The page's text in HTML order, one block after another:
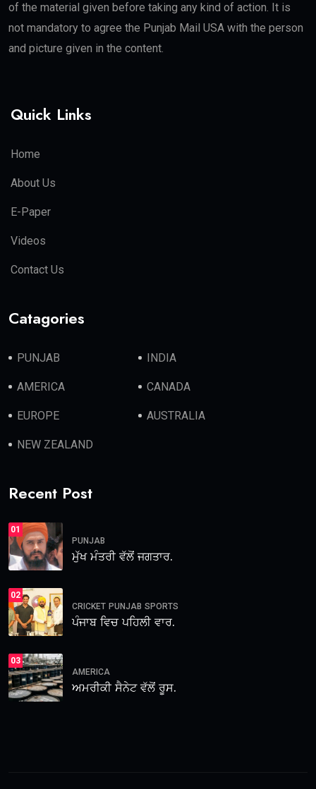
of the material given before taking any kind of action. It is
not mandatory to agree the Punjab Mail USA with the person
and picture given in the content.
Quick Links
Home
About Us
E-Paper
Videos
Contact Us
Catagories
PUNJAB INDIA
AMERICA CANADA
EUROPE AUSTRALIA
NEW ZEALAND
Recent Post
01
PUNJAB
ਮੁੱਖ ਮੰਤਰੀ ਵੱਲੋਂ ਜਗਤਾਰ.
02
CRICKET PUNJAB SPORTS
ਪੰਜਾਬ ਵਿਚ ਪਹਿਲੀ ਵਾਰ.
03
AMERICA
ਅਮਰੀਕੀ ਸੈਨੇਟ ਵੱਲੋਂ ਰੂਸ.